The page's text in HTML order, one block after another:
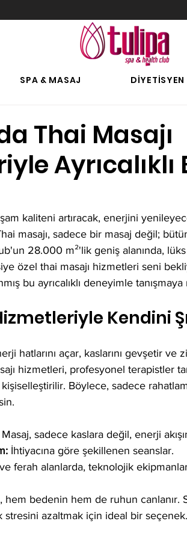
SPA & MASAJ DİYETİSYEN
Thai Masajı
kaliteni artıracak, enerjini
masajı, sadece bir masaj değil;
28.000 m²'lik geniş alanında,
özel thai masajı hizmetleri seni
bu ayrıcalıklı deneyimle
Kendini
hatlarını açar, kaslarını gevşetir
hizmetleri, profesyonel terapistler
Böylece, sadece
Masaj, sadece kaslara değil, enerji
İhtiyacına göre şekillenen seanslar.
ferah alanlarda, teknolojik
bedenin hem de ruhun canlanır.
azaltmak için ideal bir seçenek.